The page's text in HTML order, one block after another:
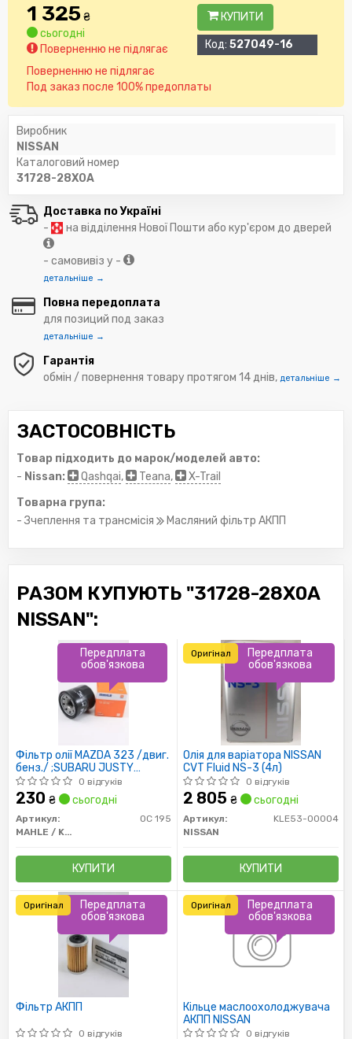
1 325₴
сьогодні
Поверненню не підлягає
КУПИТИ
Код: 527049-16
Поверненню не підлягає
Под заказ после 100% предоплаты
Виробник
NISSAN
Каталоговий номер
31728-28X0A
Доставка по Україні
-
на відділення Нової Пошти або кур'єром до дверей
- самовивіз у -
детальніше →
Повна передоплата
для позиций под заказ
детальніше →
Гарантія
обмін / повернення товару протягом 14 днів, детальніше →
ЗАСТОСОВНІСТЬ
Товар підходить до марок/моделей авто:
- Nissan: Qashqai, Teana,
X-Trail
Товарна група:
- Зчеплення та трансмісія
Масляний фільтр АКПП
РАЗОМ КУПУЮТЬ "31728-28X0A
NISSAN":
Фільтр олії MAZDA 323 /двиг.
бенз./ ;SUBARU JUSTY
H=65MM
0 відгуків
230 ₴ сьогодні
Артикул:
OC 195
MAHLE / KNECHT
КУПИТИ
Передплата
обов'язкова
Олія для варіатора NISSAN
CVT Fluid NS-3 (4л)
0 відгуків
2 805 ₴ сьогодні
Артикул:
KLE53-00004
NISSAN
КУПИТИ
Передплата
обов'язкова
Оригінал
Фільтр АКПП
0 відгуків
Передплата
обов'язкова
Оригінал
Кільце маслоохолоджувача
АКПП NISSAN
0 відгуків
Передплата
обов'язкова
Оригінал